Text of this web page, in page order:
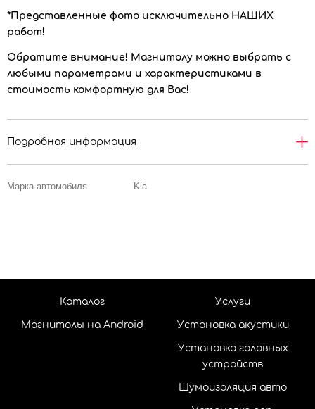
*Представленные фото исключительно НАШИХ
работ!
Обратите внимание! Магнитолу можно выбрать с
любыми параметрами и характеристиками в
стоимость комфортную для Вас!
Подробная информация
Марка автомобиля Kia
Каталог
Магнитолы на Android
Услуги
Установка акустики
Установка головных
устройств
Шумоизоляция авто